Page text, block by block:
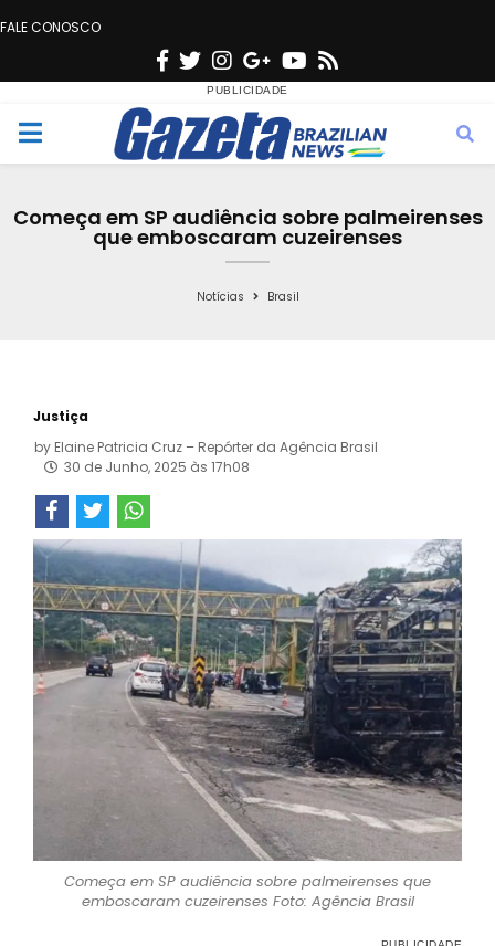
FALE CONOSCO
F
c
e
o
T
w
i
t
e
n
s
t
g
r
a
G
o
o
g
e
Y
u
t
b
s
M
Começa em SP audiência sobre palmeirenses
que emboscaram cuzeirenses
Notícias Brasil
Justiça
by Elaine Patricia Cruz – Repórter da Agência Brasil
30 de Junho, 2025 às 17h08
Começa em SP audiência sobre palmeirenses que
emboscaram cuzeirenses Foto: Agência Brasil